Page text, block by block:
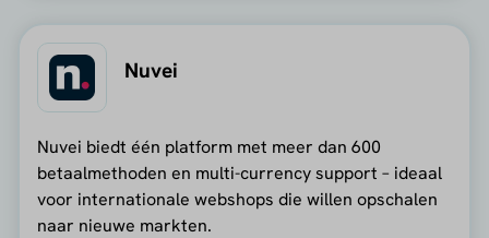
Nuvei
Nuvei biedt één platform met meer dan 600
betaalmethoden en multi-currency support – ideaal
voor internationale webshops die willen opschalen
naar nieuwe markten.